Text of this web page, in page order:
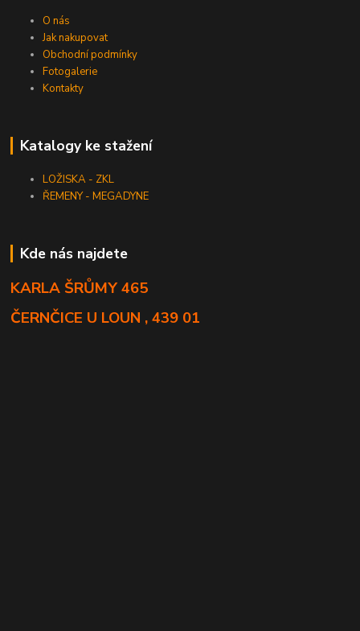
O nás
Jak nakupovat
Obchodní podmínky
Fotogalerie
Kontakty
Katalogy ke stažení
LOŽISKA - ZKL
ŘEMENY - MEGADYNE
Kde nás najdete
KARLA ŠRŮMY 465
ČERNČICE U LOUN , 439 01